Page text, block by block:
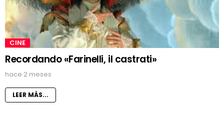
CINE
Recordando «Farinelli, il castrati»
hace 2 meses
LEER MÁS...